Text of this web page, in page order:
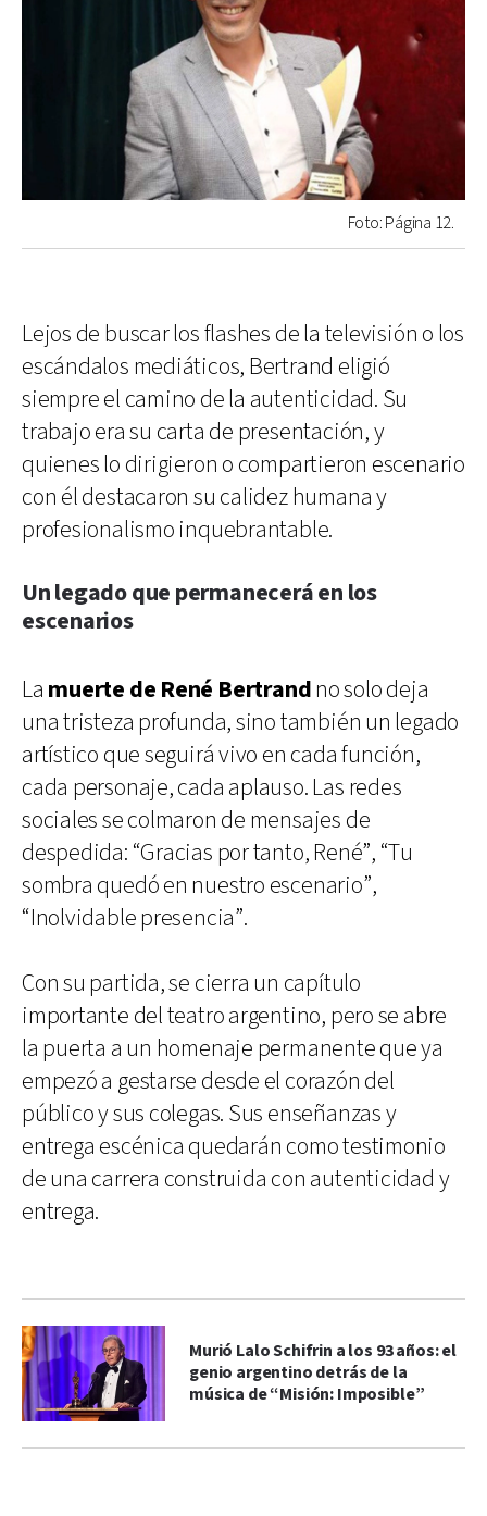
Foto: Página 12.
Lejos de buscar los flashes de la televisión o los
escándalos mediáticos, Bertrand eligió
siempre el camino de la autenticidad. Su
trabajo era su carta de presentación, y
quienes lo dirigieron o compartieron escenario
con él destacaron su calidez humana y
profesionalismo inquebrantable.
Un legado que permanecerá en los
escenarios
La muerte de René Bertrandno solo deja
una tristeza profunda, sino también un legado
artístico que seguirá vivo en cada función,
cada personaje, cada aplauso. Las redes
sociales se colmaron de mensajes de
despedida: “Gracias por tanto, René”, “Tu
sombra quedó en nuestro escenario”,
“Inolvidable presencia”.
Con su partida, se cierra un capítulo
importante del teatro argentino, pero se abre
la puerta a un homenaje permanente que ya
empezó a gestarse desde el corazón del
público y sus colegas. Sus enseñanzas y
entrega escénica quedarán como testimonio
de una carrera construida con autenticidad y
entrega.
Murió Lalo Schifrin a los 93 años: el
genio argentino detrás de la
música de “Misión: Imposible”